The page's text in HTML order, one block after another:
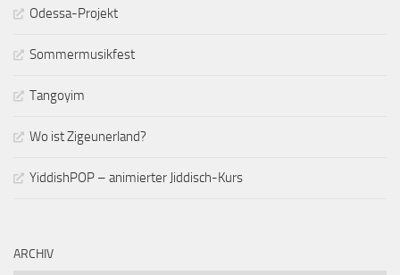
Odessa-Projekt
Sommermusikfest
Tangoyim
Wo ist Zigeunerland?
YiddishPOP – animierter Jiddisch-Kurs
ARCHIV